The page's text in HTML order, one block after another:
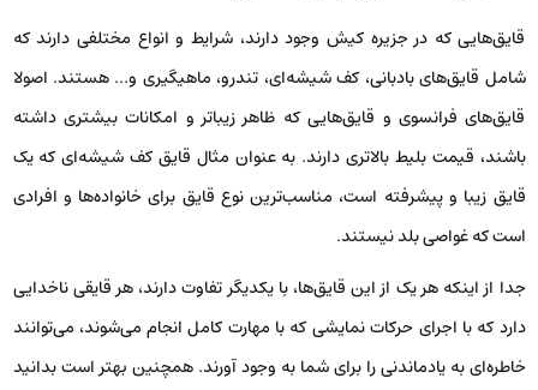
قایق‌هایی که در جزیره کیش وجود دارند، شرایط و انواع مختلفی دارند که
شامل قایق‌های بادبانی، کف شیشه‌ای، تندرو، ماهیگیری و… هستند. اصولا
قایق‌های فرانسوی و قایق‌هایی که ظاهر زیباتر و امکانات بیشتری داشته
باشند، قیمت بلیط بالاتری دارند. به عنوان مثال قایق‌ کف شیشه‌ای که یک
قایق زیبا و پیشرفته است، مناسب‌ترین نوع قایق برای خانواده‌ها و افرادی
است که غواصی بلد نیستند.
جدا از اینکه هر یک از این قایق‌ها، با یکدیگر تفاوت دارند، هر قایقی ناخدایی
دارد که با اجرای حرکات نمایشی که با مهارت کامل انجام می‌شوند، می‌توانند
خاطره‌ای به یادماندنی را برای شما به وجود آورند. همچنین بهتر است بدانید